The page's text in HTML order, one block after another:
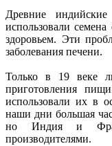
Древние
использовали
здоровьем. Эти
заболевания печени.
Только в 19 веке
приготовления
использовали их в
наши дни большая
но Индия и
производителями.